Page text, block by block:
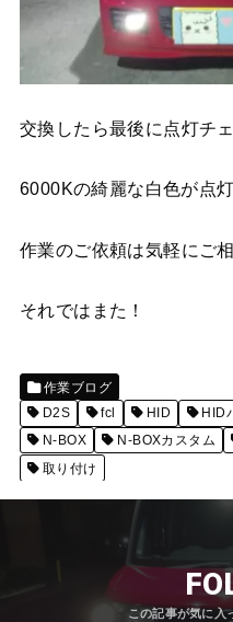
交換したら最後に点灯チェ
6000Kの綺麗な白色が点灯
作業のご依頼は気軽にご
それではまた！
作業ブログ
D2S
fcl HID HID
N-BOX
N-BOXカスタム
取り付け